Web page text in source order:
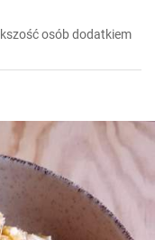
osób dodatkiem